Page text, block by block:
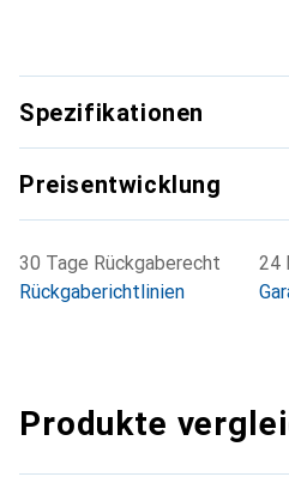
Spezifikationen
Preisentwicklung
30 Tage Rückgaberecht
Rückgaberichtlinien
24
Produkte